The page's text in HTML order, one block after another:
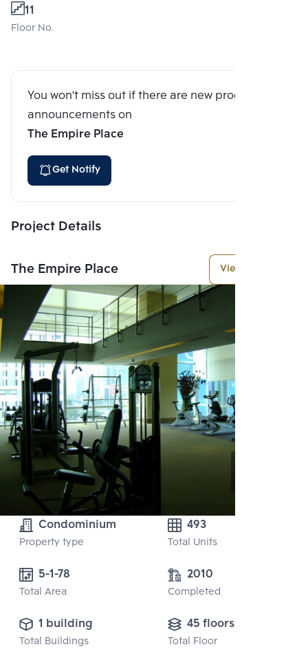
11
Floor No.
You won't miss out if there are new program
announcements on
The Empire Place
Get Notify
Project Details
The Empire Place View More
Condominium
Property type
493
Total Units
Total Area
2010
Completed
1 building
Total Buildings
45 floors
Total Floor